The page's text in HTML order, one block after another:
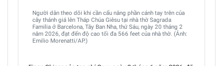
Người dân theo dõi khi cần cẩu nâng phần cánh tay trên của
cây thánh giá lên Tháp Chúa Giêsu tại nhà thờ Sagrada
Familia ở Barcelona, Tây Ban Nha, thứ Sáu, ngày 20 tháng 2
năm 2026, đạt đến độ cao tối đa 566 feet của nhà thờ. (Ảnh:
Emilio Morenatti/AP.)